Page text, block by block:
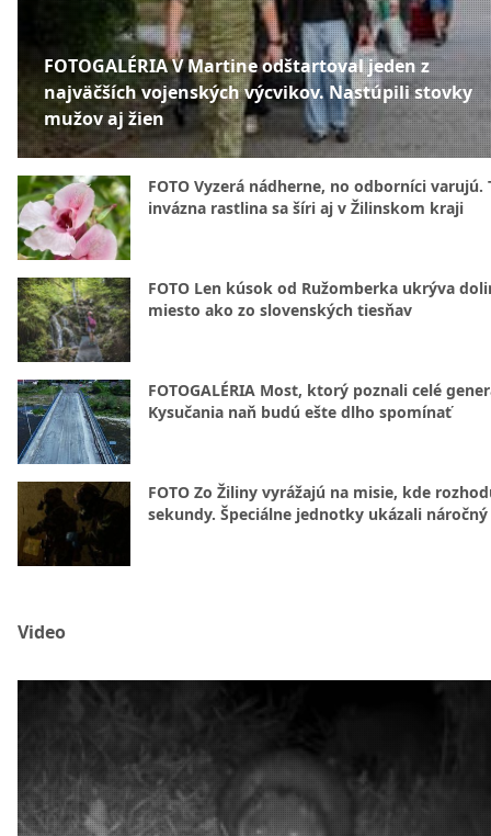
FOTOGALÉRIA V Martine odštartoval jeden z
najväčších vojenských výcvikov. Nastúpili stovky
mužov aj žien
FOTO Vyzerá nádherne, no odborníci varujú.
invázna rastlina sa šíri aj v Žilinskom kraji
FOTO Len kúsok od Ružomberka ukrýva
miesto ako zo slovenských tiesňav
FOTOGALÉRIA Most, ktorý poznali celé
Kysučania naň budú ešte dlho spomínať
FOTO Zo Žiliny vyrážajú na misie, kde
sekundy. Špeciálne jednotky ukázali
Video